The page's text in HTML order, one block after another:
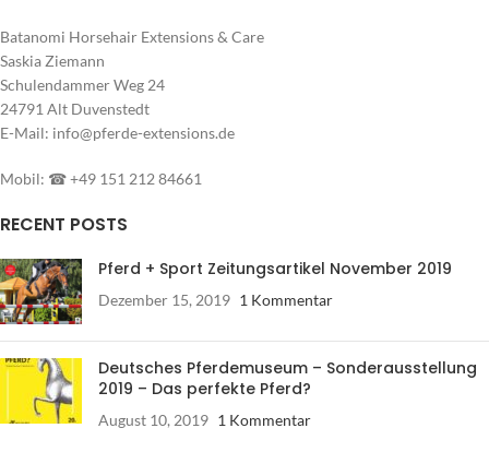
Batanomi Horsehair Extensions & Care
Saskia Ziemann
Schulendammer Weg 24
24791 Alt Duvenstedt
E-Mail: info@pferde-extensions.de
Mobil: ☎ +49 151 212 84661
RECENT POSTS
Pferd + Sport Zeitungsartikel November 2019
Dezember 15, 2019 1 Kommentar
Deutsches Pferdemuseum – Sonderausstellung
2019 – Das perfekte Pferd?
August 10, 2019 1 Kommentar